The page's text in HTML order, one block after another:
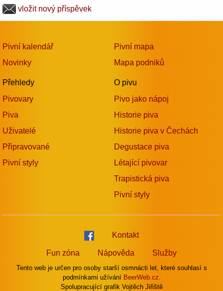
vložit nový příspěvek
Pivní kalendář
Novinky
Přehledy
Pivovary
Piva
Uživatelé
Připravované
Pivní styly
Pivní mapa
Mapa podniků
O pivu
Pivo jako nápoj
Historie piva
Historie piva v Čechách
Degustace piva
Létající pivovar
Trapistická piva
Pivní styly
Kontakt
Fun zóna Nápověda Služby
Tento web je určen pro osoby starší osmnácti let, které souhlasí s
podmínkami užívání BeerWeb.cz.
Spolupracující grafik Vojtěch Jiřiště